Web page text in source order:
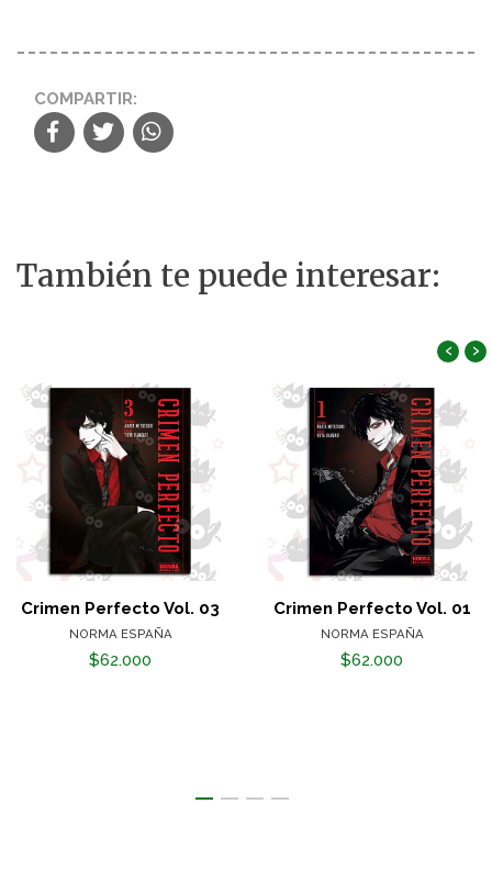
COMPARTIR:
También te puede interesar:
Crimen Perfecto Vol. 03
NORMA ESPAÑA
$62.000
Crimen Perfecto Vol. 01
NORMA ESPAÑA
$62.000
‹ ›